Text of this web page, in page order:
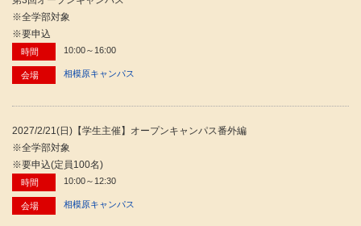
※全学部対象
※要申込
時間 10:00～16:00
会場 相模原キャンパス
2027/2/21(日)【学生主催】オープンキャンパス番外編
※全学部対象
※要申込(定員100名)
時間 10:00～12:30
会場 相模原キャンパス